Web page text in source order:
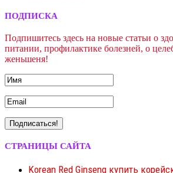
ПОДПИСКА
Подпишитесь здесь на новые статьи о
питании, профилактике болезней, о
женьшеня!
СТРАНИЦЫ САЙТА
Korean Red Ginseng купить